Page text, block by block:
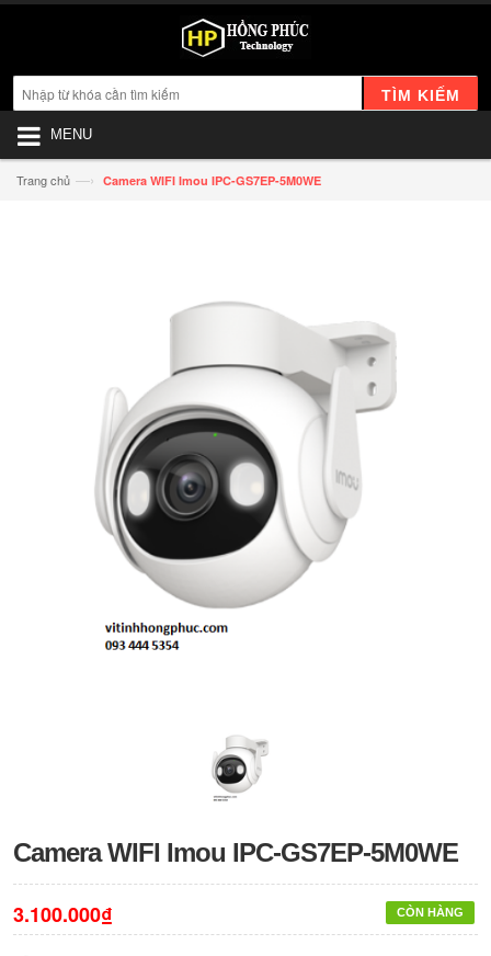
TÌM KIẾM
MENU
Trang chủ —› Camera WIFI Imou IPC-GS7EP-5M0WE
Camera WIFI Imou IPC-GS7EP-5M0WE
CÒN HÀNG
3.100.000₫